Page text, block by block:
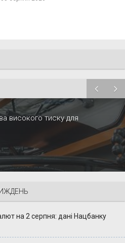
високого тиску для
на 2 серпня: дані Нацбанку